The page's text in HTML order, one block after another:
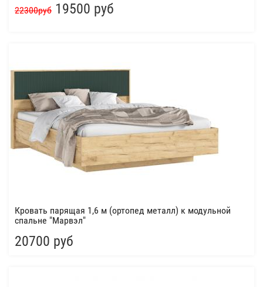
22300руб 19500 руб
Кровать парящая 1,6 м (ортопед металл) к модульной
спальне "Марвэл"
20700 руб